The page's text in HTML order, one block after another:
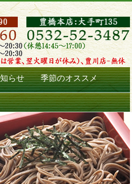
らせ 季節のオススメ